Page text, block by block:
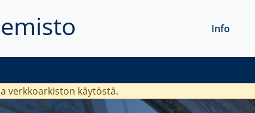
Info
verkkoarkiston käytöstä.